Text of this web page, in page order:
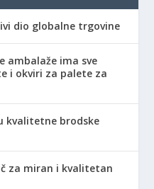
dio globalne trgovine
ambalaže ima sve
i okviri za palete za
kvalitetne brodske
za miran i kvalitetan